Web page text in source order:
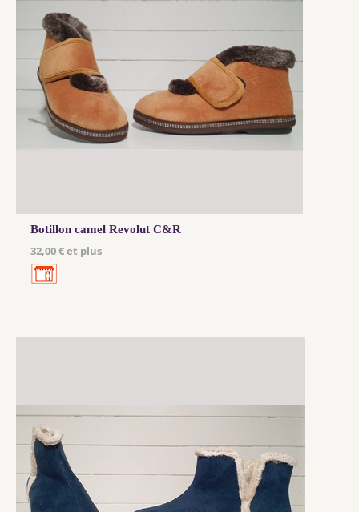
Botillon camel Revolut C&R
32,00 € et plus